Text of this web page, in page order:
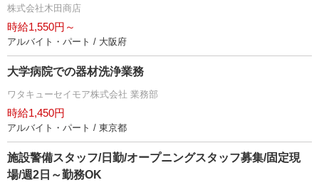
株式会社木田商店
時給1,550円～
アルバイト・パート / 大阪府
大学病院での器材洗浄業務
ワタキューセイモア株式会社 業務部
時給1,450円
アルバイト・パート / 東京都
施設警備スタッフ/日勤/オープニングスタッフ募集/固定現
場/週2日～勤務OK